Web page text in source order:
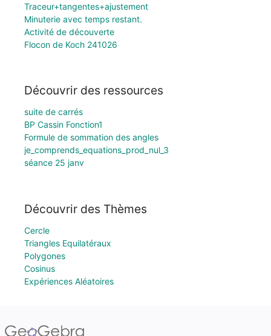
Traceur+tangentes+ajustement
Minuterie avec temps restant.
Activité de découverte
Flocon de Koch 241026
Découvrir des ressources
suite de carrés
BP Cassin Fonction1
Formule de sommation des angles
je_comprends_equations_prod_nul_3
séance 25 janv
Découvrir des Thèmes
Cercle
Triangles Equilatéraux
Polygones
Cosinus
Expériences Aléatoires